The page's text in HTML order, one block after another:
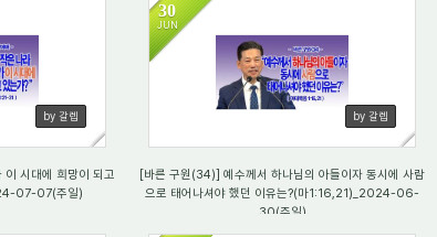
by 갈렙
이 시대에 희망이 되고
07-07(주일)
30
JUN
by 갈렙
2283
[바른 구원(34)] 예수께서 하나님의 아들이자 동시에 사람
으로 태어나셔야 했던 이유는?(마1:16,21)_2024-06-
30(주일)